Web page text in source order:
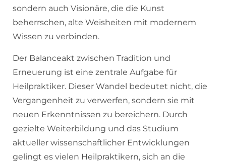
sondern auch Visionäre, die die Kunst
beherrschen, alte Weisheiten mit modernem
Wissen zu verbinden.
Der Balanceakt zwischen Tradition und
Erneuerung ist eine zentrale Aufgabe für
Heilpraktiker. Dieser Wandel bedeutet nicht, die
Vergangenheit zu verwerfen, sondern sie mit
neuen Erkenntnissen zu bereichern. Durch
gezielte Weiterbildung und das Studium
aktueller wissenschaftlicher Entwicklungen
gelingt es vielen Heilpraktikern, sich an die